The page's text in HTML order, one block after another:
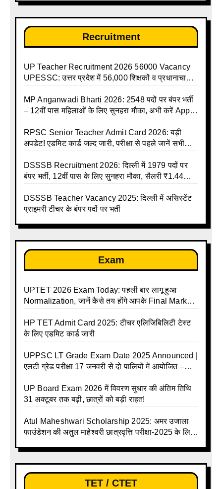
Recruitment
UP Teacher Recruitment 2026 56000 Vacancy
UPESSC: उत्तर प्रदेश में 56,000 शिक्षकों व प्रधानाचार्यों
MP Anganwadi Bharti 2026: 2548 पदों पर बंपर भर्ती
– 12वीं पास महिलाओं के लिए सुनहरा मौका, अभी करें Apply
RPSC Senior Teacher Admit Card 2026: बड़ी
अपडेट! एडमिट कार्ड जल्द जारी, परीक्षा से पहले जानें सभी
DSSSB Recruitment 2026: दिल्ली में 1979 पदों पर
बंपर भर्ती, 12वीं पास के लिए सुनहरा मौका, सैलरी ₹1.44
DSSSB Teacher Vacancy 2025: दिल्ली में असिस्टेंट
प्राइमरी टीचर के बंपर पदों पर भर्ती
Exam
UPTET 2026 Exam Today: पहली बार लागू हुआ
Normalization, जानें कैसे तय होंगे आपके Final Marks
HP TET Admit Card 2025: टीचर एलिजिबिलिटी टेस्ट
के लिए एडमिट कार्ड जारी
UPPSC LT Grade Exam Date 2025 Announced |
एलटी ग्रेड परीक्षा 17 जनवरी से दो पालियों में आयोजित –
UP Board Exam 2026 में विवरण सुधार की अंतिम तिथि
31 अक्टूबर तक बढ़ी, छात्रों को बड़ी राहत!
Atul Maheshwari Scholarship 2025: अमर उजाला
फाउंडेशन की अतुल माहेश्वरी छात्रवृत्ति परीक्षा-2025 के लिए
TET / CTET